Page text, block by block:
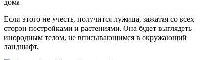
Если этого не учесть, получится лужица, зажатая со всех
сторон постройками и растениями. Она будет выглядеть
инородным телом, не вписывающимся в окружающий
ландшафт.